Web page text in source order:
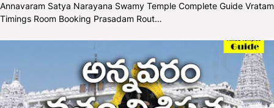
Annavaram Satya Narayana Swamy Temple Complete Guide Vratam
Timings Room Booking Prasadam Rout…